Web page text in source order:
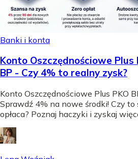
Banki i konta
Konto Oszczędnościowe Plus
BP - Czy 4% to realny zysk?
Konto Oszczędnościowe Plus PKO
Sprawdź 4% na nowe środki! Czy to
opłaca? Poznaj haczyki i zyskaj